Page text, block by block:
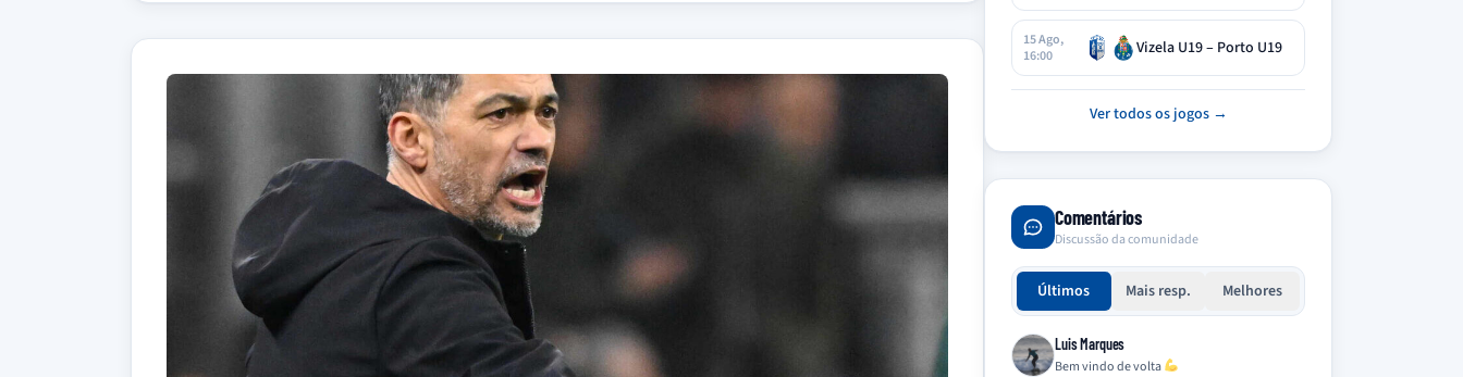
15 Ago,
16:00
Vizela U19 – Porto U19
Ver todos os jogos →
Comentários
Discussão da comunidade
Últimos Mais resp. Melhores
Luis Marques
Bem vindo de volta